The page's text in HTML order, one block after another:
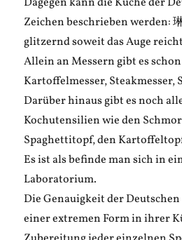
Zeichen beschrieben werden:
glitzernd soweit das Auge
Allein an Messern gibt es
Kartoffelmesser, Steakmesser,
Darüber hinaus gibt es noch
Kochutensilien wie den
Spaghettitopf, den
Es ist als befinde man sich in
Laboratorium.
Die Genauigkeit der
einer extremen Form in ihrer